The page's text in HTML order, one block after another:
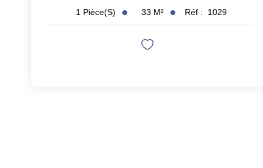
1 Pièce(s) 33 M² Réf : 1029